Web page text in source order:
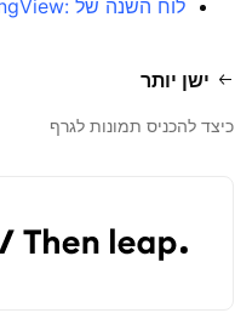
לוח השנה של :TradingView אירועים כלכליים ותאגידיים חשובים
ישן יותר
כיצד להכניס תמונות לגרף